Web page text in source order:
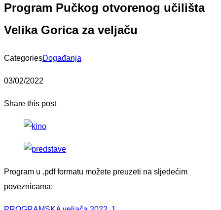
Program Pučkog otvorenog učilišta
Velika Gorica za veljaču
CategoriesDogađanja
03/02/2022
Share this post
Program u .pdf formatu možete preuzeti na sljedećim
poveznicama: